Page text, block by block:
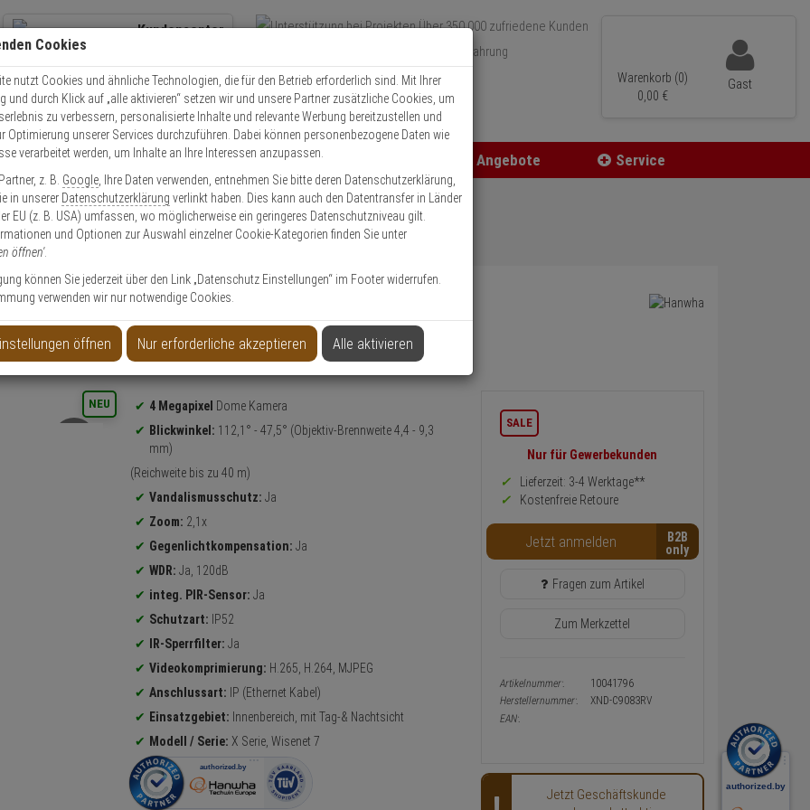
Kundencenter
Kontaktservice nutzen
Mo. - Do.: 8:00 - 16:30 Fr. 8:00 - 14:00 Uhr
Über 350.000 zufriedene Kunden
Über 15 Jahre Erfahrung
Schneller Versand
Warenkorb (0)
0, 00 €
Gast
Zutritt Einbruch Angebote Service
XND-C9083RV IP-Kamera 4MP T/N AI PoE IP52
4MP T/N AI PoE IP52
NEU Produktinformationen
4 Megapixel Dome Kamera
Blickwinkel: 112,1° - 47,5° (Objektiv-Brennweite 4,4 - 9,3
mm)
(Reichweite bis zu 40 m)
Vandalismusschutz: Ja
Zoom: 2,1x
Gegenlichtkompensation: Ja
WDR: Ja, 120dB
integ. PIR-Sensor: Ja
Schutzart: IP52
IR-Sperrfilter: Ja
Videokomprimierung: H.265, H.264, MJPEG
Anschlussart: IP (Ethernet Kabel)
Einsatzgebiet: Innenbereich, mit Tag-& Nachtsicht
Modell / Serie: X Serie, Wisenet 7
Informationen
zurück
Preis,
Verfügbakeit
und
Warenkorb-
oder
Konfigurieren-
Button
SALE
Nur für Gewerbekunden
Lieferzeit: 3-4 Werktage**
Kostenfreie Retoure
Jetzt anmelden B2B
Fragen zum Artikel
Zum Merkzettel
Artikelnummer:
10041796
Herstellernummer:
XND-C9083RV
EAN:
Jetzt Geschäftskunde
Cookies
nutzt Cookies und ähnliche Technologien, die für den Betrieb erforderlich sind. Mit Ihrer
und durch Klick auf „alle aktivieren“ setzen wir und unsere Partner zusätzliche Cookies, um
zu verbessern, personalisierte Inhalte und relevante Werbung bereitzustellen und
Optimierung unserer Services durchzuführen. Dabei können personenbezogene Daten wie
verarbeitet werden, um Inhalte an Ihre Interessen anzupassen.
z. B. Google , Ihre Daten verwenden, entnehmen Sie bitte deren Datenschutzerklärung,
in unserer Datenschutzerklärung verlinkt haben. Dies kann auch den Datentransfer in Länder
EU (z. B. USA) umfassen, wo möglicherweise ein geringeres Datenschutzniveau gilt.
und Optionen zur Auswahl einzelner Cookie-Kategorien finden Sie unter
öffnen'.
können Sie jederzeit über den Link „Datenschutz Einstellungen“ im Footer widerrufen.
verwenden wir nur notwendige Cookies.
öffnen Nur erforderliche akzeptieren Alle aktivieren